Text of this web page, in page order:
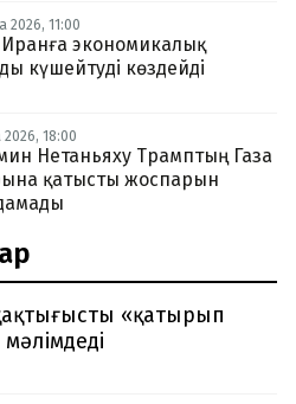
2026, 11:00
экономикалық
күшейтуді көздейді
2026, 18:00
Нетаньяху Трамптың Газа
қатысты жоспарын
«қатырып